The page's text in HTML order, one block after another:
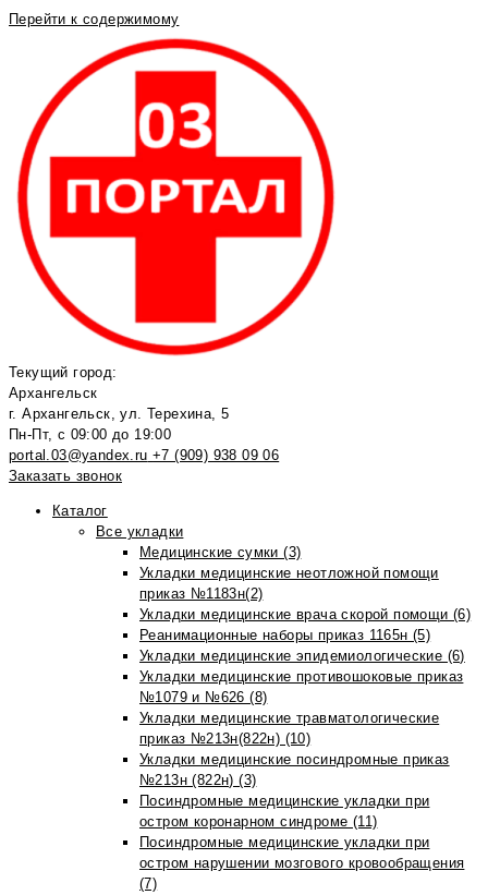
Перейти к содержимому
Текущий город:
Архангельск
г. Архангельск, ул. Терехина, 5
Пн-Пт, с 09:00 до 19:00
portal.03@yandex.ru +7 (909) 938 09 06
Заказать звонок
Каталог
Все укладки
Медицинские сумки (3)
Укладки медицинские неотложной помощи
приказ №1183н(2)
Укладки медицинские врача скорой помощи (6)
Реанимационные наборы приказ 1165н (5)
Укладки медицинские эпидемиологические (6)
Укладки медицинские противошоковые приказ
№1079 и №626 (8)
Укладки медицинские травматологические
приказ №213н(822н) (10)
Укладки медицинские посиндромные приказ
№213н (822н) (3)
Посиндромные медицинские укладки при
остром коронарном синдроме (11)
Посиндромные медицинские укладки при
остром нарушении мозгового кровообращения
(7)